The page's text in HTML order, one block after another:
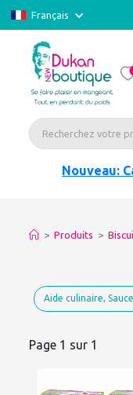
Français
Nouveau:
> Produits >
Aide culinaire,
Page 1 sur 1